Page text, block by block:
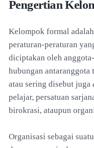
Pengertian
Kelompok formal
peraturan-peraturan
diciptakan oleh
hubungan antaranggota
atau sering disebut juga
pelajar, persatuan
birokrasi, ataupun
Organisasi sebagai